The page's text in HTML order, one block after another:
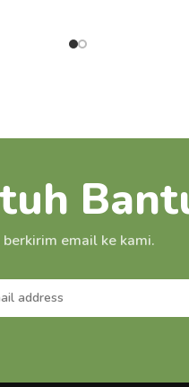
berkirim email ke kami.